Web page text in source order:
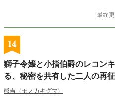
最終
14
獅子令嬢と小指伯爵のレコン
る、秘密を共有した二人の再
熊吉（モノカキグマ）